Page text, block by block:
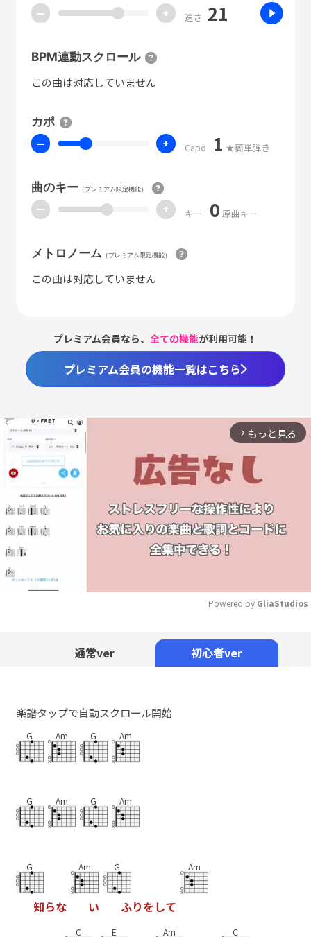
ー + 速さ 21
BPM連動スクロール
この曲は対応していません
カポ
ー + Capo 1 ★簡単弾き
曲のキー（プレミアム限定機能）
ー + キー 0 原曲キー
メトロノーム （プレミアム限定機能）
この曲は対応していません
プレミアム会員なら、全ての機能が利用可能！
プレミアム会員の機能一覧はこちら
arrow_forward_ios もっと見る
Powered by GliaStudios
通常ver 初心者ver
楽譜タップで自動スクロール開始
G Am G Am
G Am G Am
G
知らな
Am
い
G
ふりをして
Am
C E Am C